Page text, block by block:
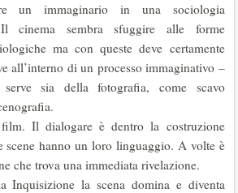
un immaginario in una sociologia
Il cinema sembra sfuggire alle forme
ma con queste deve certamente
all’interno di un processo immaginativo –
sia della fotografia, come scavo
Il dialogare è dentro la costruzione
scene hanno un loro linguaggio. A volte è
che trova una immediata rivelazione.
Inquisizione la scena domina e diventa